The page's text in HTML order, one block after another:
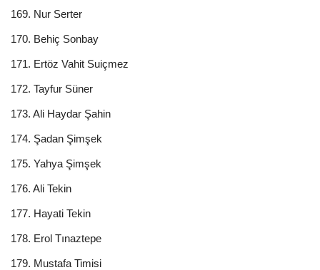
169. Nur Serter
170. Behiç Sonbay
171. Ertöz Vahit Suiçmez
172. Tayfur Süner
173. Ali Haydar Şahin
174. Şadan Şimşek
175. Yahya Şimşek
176. Ali Tekin
177. Hayati Tekin
178. Erol Tınaztepe
179. Mustafa Timisi